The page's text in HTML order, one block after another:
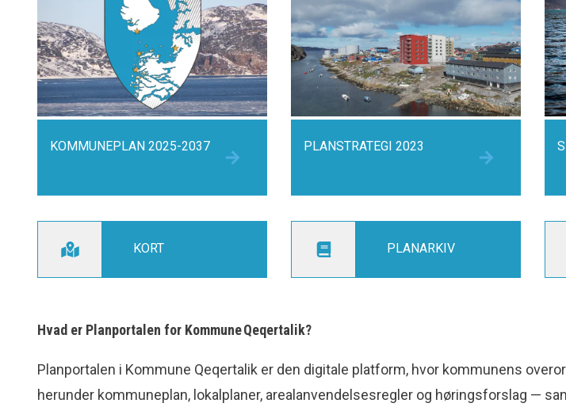
KOMMUNEPLAN 2025-2037 PLANSTRATEGI 2023
KORT PLANARKIV
Hvad er Planportalen for KommuneQeqertalik?
Planportalen i Kommune Qeqertalik er den digitale platform, hvor kommunens
herunder kommuneplan, lokalplaner, arealanvendelsesregler og høringsforslag —